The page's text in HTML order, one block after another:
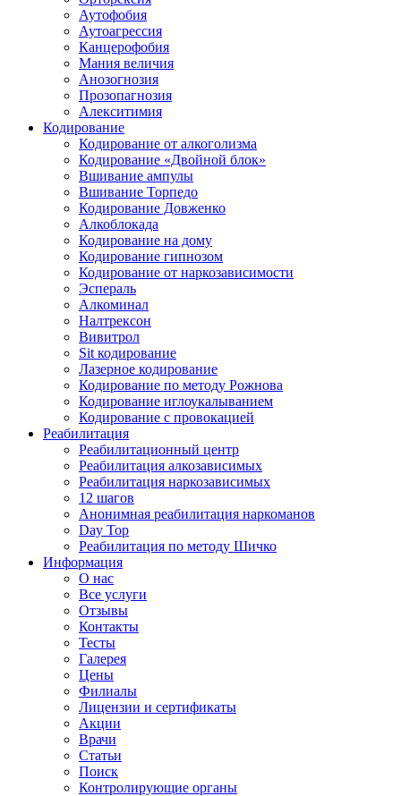
Аутофобия
Аутоагрессия
Канцерофобия
Мания величия
Анозогнозия
Прозопагнозия
Алекситимия
Кодирование
Кодирование от алкоголизма
Кодирование «Двойной блок»
Вшивание ампулы
Вшивание Торпедо
Кодирование Довженко
Алкоблокада
Кодирование на дому
Кодирование гипнозом
Кодирование от наркозависимости
Эспераль
Алкоминал
Налтрексон
Вивитрол
Sit кодирование
Лазерное кодирование
Кодирование по методу Рожнова
Кодирование иглоукалыванием
Кодирование с провокацией
Реабилитация
Реабилитационный центр
Реабилитация алкозависимых
Реабилитация наркозависимых
12 шагов
Анонимная реабилитация наркоманов
Day Top
Реабилитация по методу Шичко
Информация
О нас
Все услуги
Отзывы
Контакты
Тесты
Галерея
Цены
Филиалы
Лицензии и сертификаты
Акции
Врачи
Статьи
Поиск
Контролирующие органы